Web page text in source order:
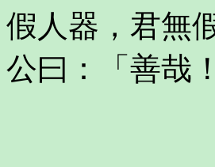
假人器，君無
公曰：「善哉！